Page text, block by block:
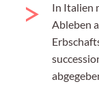
In Italien
Ableben